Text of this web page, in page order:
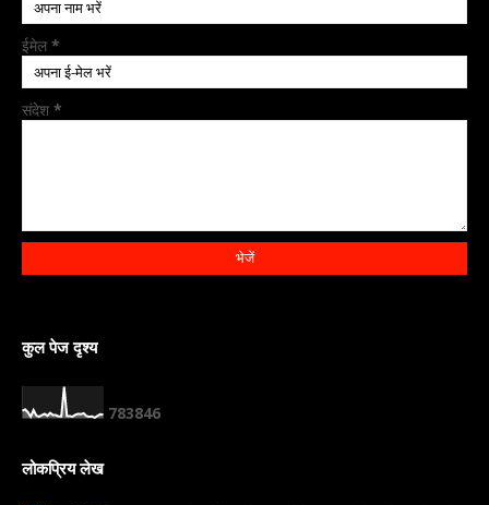
ईमेल *
संदेश *
कुल पेज दृश्य
783846
लोकप्रिय लेख